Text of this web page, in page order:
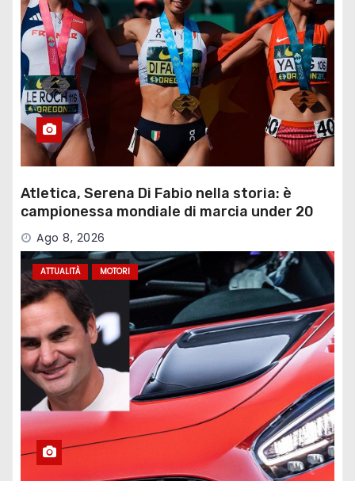
Atletica, Serena Di Fabio nella storia: è
campionessa mondiale di marcia under 20
Ago 8, 2026
ATTUALITÀ MOTORI